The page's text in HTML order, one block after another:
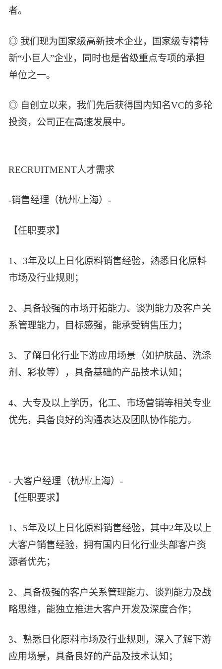
者。
◎ 我们现为国家级高新技术企业，国家级专精特
新“小巨人”企业，同时也是省级重点专项的承担
单位之一。
◎ 自创立以来，我们先后获得国内知名VC的多轮
投资，公司正在高速发展中。
RECRUITMENT人才需求
-销售经理（杭州/上海）-
【任职要求】
1、3年及以上日化原料销售经验，熟悉日化原料
市场及行业规则；
2、具备较强的市场开拓能力、谈判能力及客户关
系管理能力，目标感强，能承受销售压力；
3、了解日化行业下游应用场景（如护肤品、洗涤
剂、彩妆等），具备基础的产品技术认知；
4、大专及以上学历，化工、市场营销等相关专业
优先，具备良好的沟通表达及团队协作能力。
- 大客户经理（杭州/上海）-
【任职要求】
1、5年及以上日化原料销售经验，其中2年及以上
大客户销售经验，拥有国内日化行业头部客户资
源者优先；
2、具备极强的客户关系管理能力、谈判能力及战
略思维，能独立推进大客户开发及深度合作；
3、熟悉日化原料市场及行业规则，深入了解下游
应用场景，具备良好的产品及技术认知；